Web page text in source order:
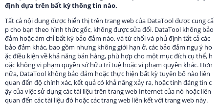
định dựa trên bất kỳ thông tin nào.
Tất cả nội dung được hiển thị trên trang web của DataTool được cung cấ
p cho bạn theo hình thức gốc, không được sửa đổi. DataTool không bảo
đảm hoặc ám chỉ bất kỳ bảo đảm nào, và từ chối và phủ định tất cả các
bảo đảm khác, bao gồm nhưng không giới hạn ở, các bảo đảm ngụ ý ho
ặc điều kiện về khả năng bán hàng, phù hợp cho một mục đích cụ thể, h
oặc không vi phạm quyền sở hữu trí tuệ hoặc vi phạm quyền khác. Hơn
nữa, DataTool không bảo đảm hoặc thực hiện bất kỳ tuyên bố nào liên
quan đến độ chính xác, kết quả có khả năng xảy ra, hoặc tính đáng tin c
ậy của việc sử dụng các tài liệu trên trang web Internet của nó hoặc liên
quan đến các tài liệu đó hoặc các trang web liên kết với trang web này.